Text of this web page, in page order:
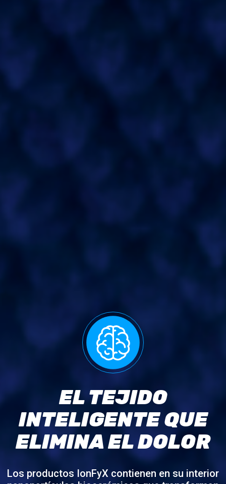
EL TEJIDO
INTELIGENTE QUE
ELIMINA EL DOLOR
Los productos IonFyX contienen en su interior